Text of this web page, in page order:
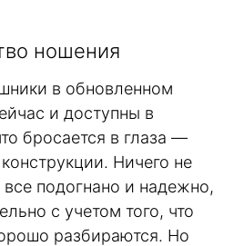
ношения
в обновленном
и доступны в
бросается в глаза —
Ничего не
все подогнано и надежно,
с учетом того, что
разбираются. Но